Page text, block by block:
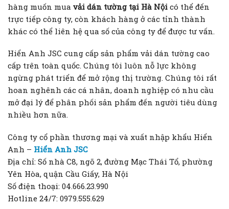
hàng muốn mua vải dán tường tại Hà Nội có thể đến
trực tiếp công ty, còn khách hàng ở các tỉnh thành
khác có thể liên hệ qua số của công ty để được tư vấn.
Hiển Anh JSC cung cấp sản phẩm vải dán tường cao
cấp trên toàn quốc. Chúng tôi luôn nỗ lực không
ngừng phát triển để mở rộng thị trường. Chúng tôi rất
hoan nghênh các cá nhân, doanh nghiệp có nhu cầu
mở đại lý để phân phối sản phẩm đến người tiêu dùng
nhiều hơn nữa.
Công ty cổ phần thương mại và xuất nhập khẩu Hiển
Anh – Hiển Anh JSC
Địa chỉ: Số nhà C8, ngõ 2, đường Mạc Thái Tổ, phường
Yên Hòa, quận Cầu Giấy, Hà Nội
Số điện thoại: 04.666.23.990
Hotline 24/7: 0979.555.629